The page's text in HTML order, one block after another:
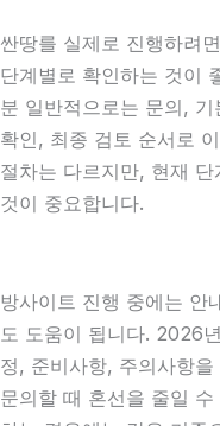
싼땅를 실제로 진행하려
단계별로 확인하는 것이
분 일반적으로는 문의,
확인, 최종 검토 순서로
절차는 다르지만, 현재
것이 중요합니다.
방사이트 진행 중에는 안
도 도움이 됩니다. 2026
정, 준비사항, 주의사항
문의할 때 혼선을 줄일